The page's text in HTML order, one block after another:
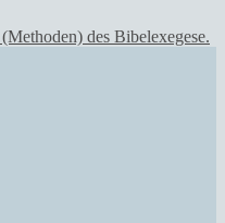
des Bibelexegese.